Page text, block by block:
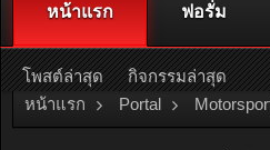
ติดต่อลงโฆษณา
หรืออ่านรายละเอีย
หน้าแรก Portal
หน้าแรก
โพสต์ล่าสุด กิจกรรมล่าสุด
ฟอรั่ม